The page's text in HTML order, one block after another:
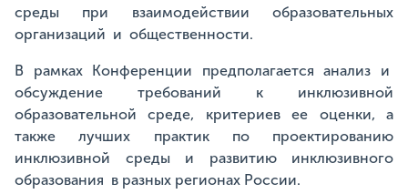
среды при взаимодействии образовательных
организаций и общественности.
В рамках Конференции предполагается анализ и
обсуждение требований к инклюзивной
образовательной среде, критериев ее оценки, а
также лучших практик по проектированию
инклюзивной среды и развитию инклюзивного
образования в разных регионах России.